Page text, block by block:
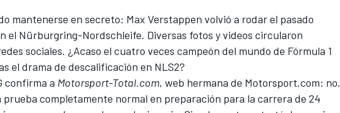
mantenerse en secreto: Max Verstappen volvió a rodar el pasado
el Nürburgring-Nordschleife. Diversas fotos y videos circularon
sociales. ¿Acaso el cuatro veces campeón del mundo de Fórmula 1
el drama de descalificación en NLS2?
confirma a Motorsport-Total.com, web hermana de Motorsport.com: no.
prueba completamente normal en preparación para la carrera de 24